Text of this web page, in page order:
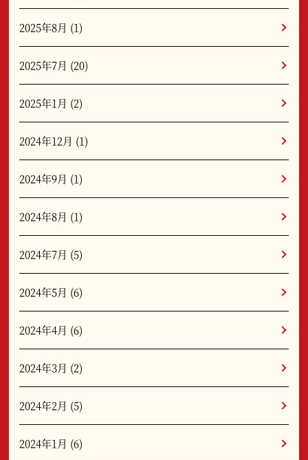
2025年8月 (1)
2025年7月 (20)
2025年1月 (2)
2024年12月 (1)
2024年9月 (1)
2024年8月 (1)
2024年7月 (5)
2024年5月 (6)
2024年4月 (6)
2024年3月 (2)
2024年2月 (5)
2024年1月 (6)